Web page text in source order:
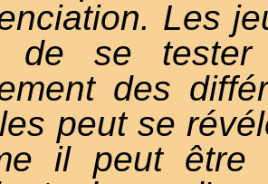
Les
de se
des
peut se
il peut être